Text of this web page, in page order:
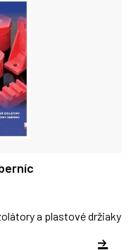
a plastové držiaky